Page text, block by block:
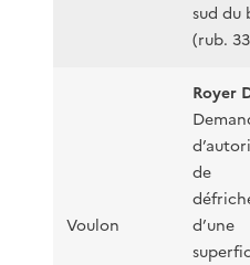
sud du
(rub.
Voulon
Royer
de
d’une